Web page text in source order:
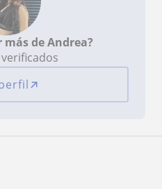
más de Andrea?